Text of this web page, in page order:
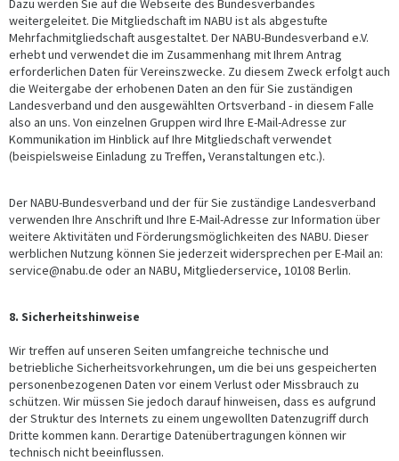
Dazu werden Sie auf die Webseite des Bundesverbandes
weitergeleitet. Die Mitgliedschaft im NABU ist als abgestufte
Mehrfachmitgliedschaft ausgestaltet. Der NABU-Bundesverband e.V.
erhebt und verwendet die im Zusammenhang mit Ihrem Antrag
erforderlichen Daten für Vereinszwecke. Zu diesem Zweck erfolgt auch
die Weitergabe der erhobenen Daten an den für Sie zuständigen
Landesverband und den ausgewählten Ortsverband - in diesem Falle
also an uns. Von einzelnen Gruppen wird Ihre E-Mail-Adresse zur
Kommunikation im Hinblick auf Ihre Mitgliedschaft verwendet
(beispielsweise Einladung zu Treffen, Veranstaltungen etc.).
Der NABU-Bundesverband und der für Sie zuständige Landesverband
verwenden Ihre Anschrift und Ihre E-Mail-Adresse zur Information über
weitere Aktivitäten und Förderungsmöglichkeiten des NABU. Dieser
werblichen Nutzung können Sie jederzeit widersprechen per E-Mail an:
service@nabu.de oder an NABU, Mitgliederservice, 10108 Berlin.
8. Sicherheitshinweise
Wir treffen auf unseren Seiten umfangreiche technische und
betriebliche Sicherheitsvorkehrungen, um die bei uns gespeicherten
personenbezogenen Daten vor einem Verlust oder Missbrauch zu
schützen. Wir müssen Sie jedoch darauf hinweisen, dass es aufgrund
der Struktur des Internets zu einem ungewollten Datenzugriff durch
Dritte kommen kann. Derartige Datenübertragungen können wir
technisch nicht beeinflussen.